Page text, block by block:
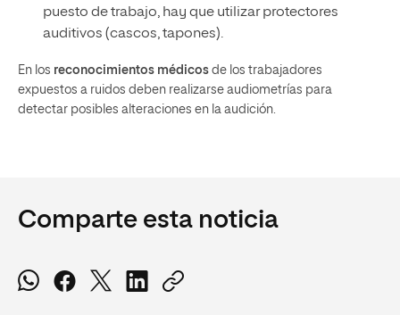
puesto de trabajo, hay que utilizar protectores
auditivos (cascos, tapones).
En los reconocimientos médicos de los trabajadores
expuestos a ruidos deben realizarse audiometrías para
detectar posibles alteraciones en la audición.
Comparte esta noticia